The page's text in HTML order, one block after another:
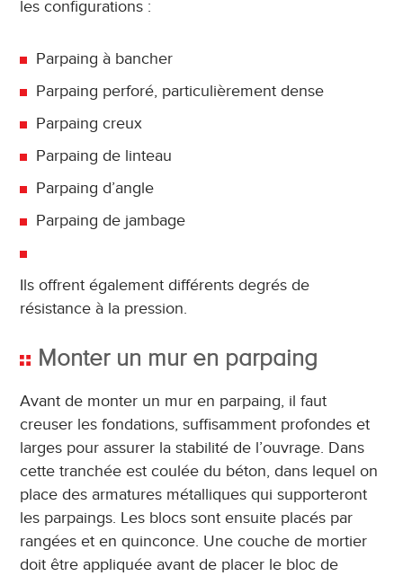
les configurations :
Parpaing à bancher
Parpaing perforé, particulièrement dense
Parpaing creux
Parpaing de linteau
Parpaing d’angle
Parpaing de jambage
Ils offrent également différents degrés de
résistance à la pression.
Monter un mur en parpaing
Avant de monter un mur en parpaing, il faut
creuser les fondations, suffisamment profondes et
larges pour assurer la stabilité de l’ouvrage. Dans
cette tranchée est coulée du béton, dans lequel on
place des armatures métalliques qui supporteront
les parpaings. Les blocs sont ensuite placés par
rangées et en quinconce. Une couche de mortier
doit être appliquée avant de placer le bloc de